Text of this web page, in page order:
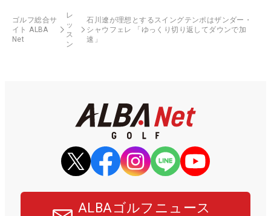
ゴルフ総合サ
イト ALBA
Net
レ
ッ
ス
ン
石川遼が理想とするスイングテンポはザンダー・
シャウフェレ 「ゆっくり切り返してダウンで加
速」
ALBAゴルフニュース